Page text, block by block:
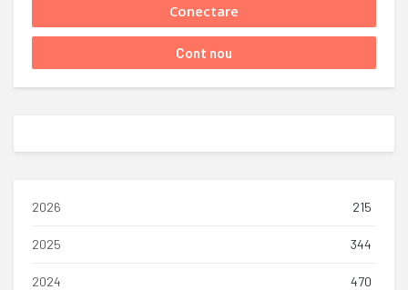
2026 215
2025 344
2024 470